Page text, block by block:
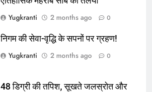
Yugkranti
2 months ago 0
निगम की सेवा-वृद्धि के सपनों पर ग्रहण!
Yugkranti
2 months ago 0
48 डिग्री की तपिश, सूखते जलस्रोत और